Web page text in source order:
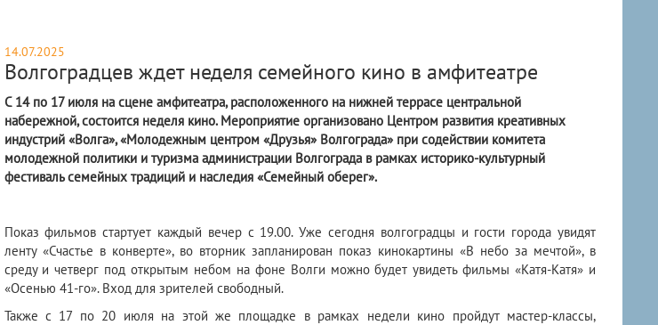
14.07.2025
Волгоградцев ждет неделя семейного кино в амфитеатре
С 14 по 17 июля на сцене амфитеатра, расположенного на нижней террасе центральной
набережной, состоится неделя кино. Мероприятие организовано Центром развития креативных
индустрий «Волга», «Молодежным центром «Друзья» Волгограда» при содействии комитета
молодежной политики и туризма администрации Волгограда в рамках историко-культурный
фестиваль семейных традиций и наследия «Семейный оберег».
Показ фильмов стартует каждый вечер с 19.00. Уже сегодня волгоградцы и гости города увидят
ленту «Счастье в конверте», во вторник запланирован показ кинокартины «В небо за мечтой», в
среду и четверг под открытым небом на фоне Волги можно будет увидеть фильмы «Катя-Катя» и
«Осенью 41-го». Вход для зрителей свободный.
Также с 17 по 20 июля на этой же площадке в рамках недели кино пройдут мастер-классы,